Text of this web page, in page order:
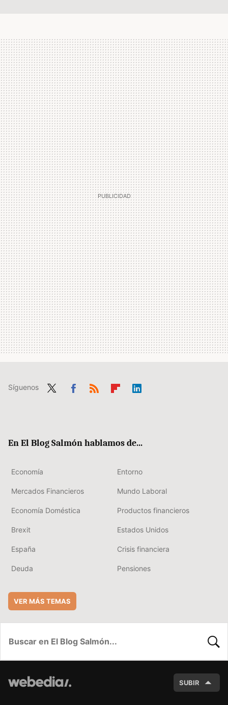
Síguenos
En El Blog Salmón hablamos de...
Economía Entorno
Mercados Financieros Mundo Laboral
Economía Doméstica Productos financieros
Brexit Estados Unidos
España Crisis financiera
Deuda Pensiones
VER MÁS TEMAS
SUBIR